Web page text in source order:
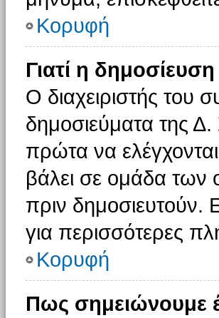
Κορυφή
Γιατί η
Ο διαχειριστής του
δημοσιεύματα της
πρώτα να
βάλει σε ομάδα των
πριν δημοσιευτούν.
για περισσότερες
Κορυφή
Πως σημειώνουμε